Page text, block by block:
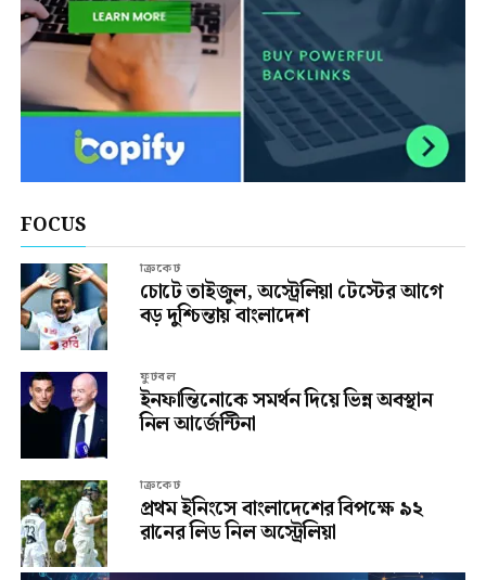
FOCUS
ক্রিকেট
চোটে তাইজুল, অস্ট্রেলিয়া টেস্টের আগে
বড় দুশ্চিন্তায় বাংলাদেশ
ফুটবল
ইনফান্তিনোকে সমর্থন দিয়ে ভিন্ন অবস্থান
নিল আর্জেন্টিনা
ক্রিকেট
প্রথম ইনিংসে বাংলাদেশের বিপক্ষে ৯২
রানের লিড নিল অস্ট্রেলিয়া